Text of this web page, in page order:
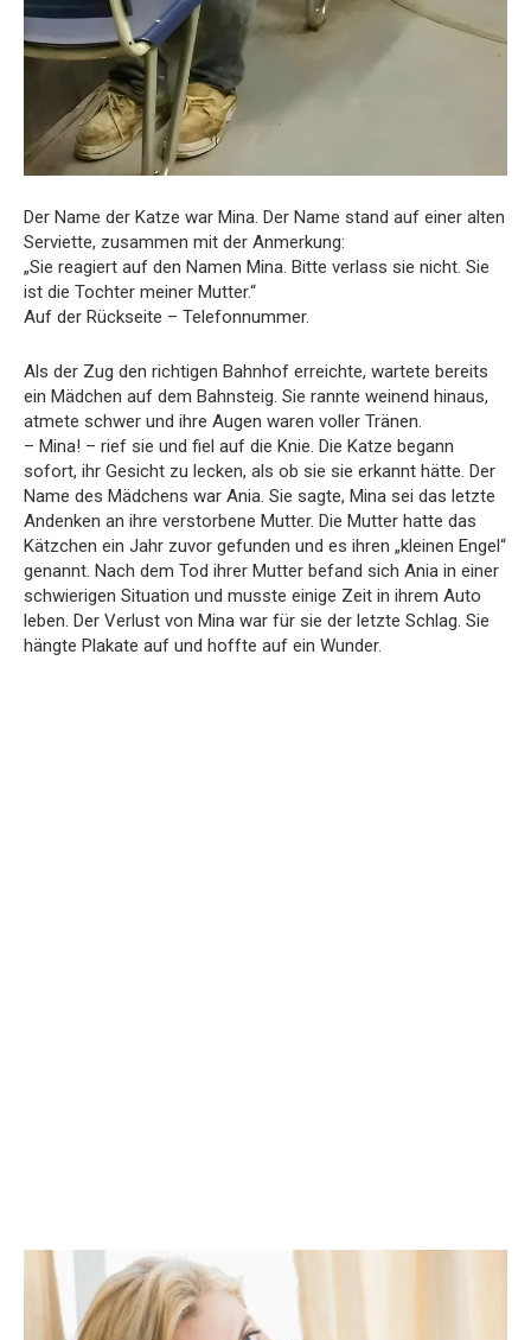
Der Name der Katze war Mina. Der Name stand auf einer alten
Serviette, zusammen mit der Anmerkung:
„Sie reagiert auf den Namen Mina. Bitte verlass sie nicht. Sie
ist die Tochter meiner Mutter.“
Auf der Rückseite – Telefonnummer.
Als der Zug den richtigen Bahnhof erreichte, wartete bereits
ein Mädchen auf dem Bahnsteig. Sie rannte weinend hinaus,
atmete schwer und ihre Augen waren voller Tränen.
– Mina! – rief sie und fiel auf die Knie. Die Katze begann
sofort, ihr Gesicht zu lecken, als ob sie sie erkannt hätte. Der
Name des Mädchens war Ania. Sie sagte, Mina sei das letzte
Andenken an ihre verstorbene Mutter. Die Mutter hatte das
Kätzchen ein Jahr zuvor gefunden und es ihren „kleinen Engel“
genannt. Nach dem Tod ihrer Mutter befand sich Ania in einer
schwierigen Situation und musste einige Zeit in ihrem Auto
leben. Der Verlust von Mina war für sie der letzte Schlag. Sie
hängte Plakate auf und hoffte auf ein Wunder.